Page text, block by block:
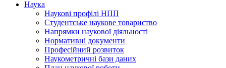
Наука
Наукові профілі НПП
Студентське наукове товариство
Напрямки наукової діяльності
Нормативні документи
Професійний розвиток
Наукометричні бази даних